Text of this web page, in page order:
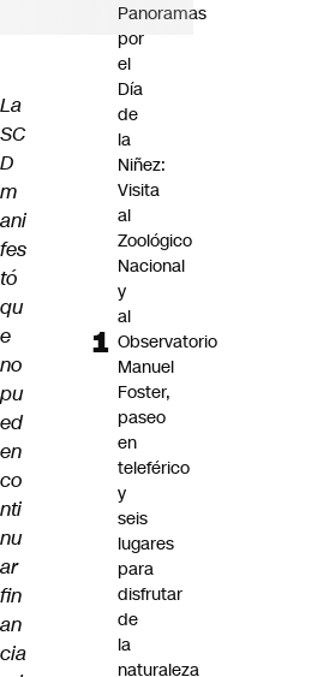
La
SC
D
m
ani
fes
tó
qu
e
no
pu
ed
en
co
nti
nu
ar
fin
an
cia
Panoramas
por
el
Día
de
la
Niñez:
Visita
al
Zoológico
Nacional
y
al
Observatorio
Manuel
Foster,
paseo
en
teleférico
y
seis
lugares
para
disfrutar
de
la
naturaleza